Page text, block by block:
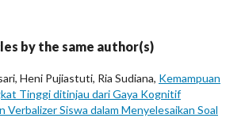
by the same author(s)
Heni Pujiastuti, Ria Sudiana, Kemampuan
Tinggi ditinjau dari Gaya Kognitif
Verbalizer Siswa dalam Menyelesaikan Soal